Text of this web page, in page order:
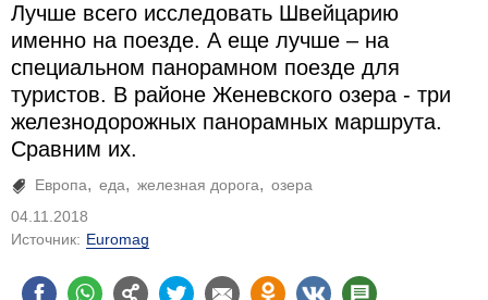
Лучше всего исследовать Швейцарию
именно на поезде. А еще лучше – на
специальном панорамном поезде для
туристов. В районе Женевского озера - три
железнодорожных панорамных маршрута.
Сравним их.
Европа еда железная дорога
озера
04.11.2018
Источник: Euromag